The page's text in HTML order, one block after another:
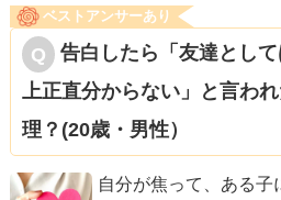
ベストアンサーあり
告白したら「友達とし
上正直分からない」と言わ
理？(20歳・男性）
自分が焦って、ある